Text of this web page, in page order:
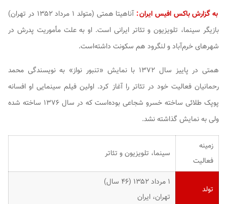
به گزارش باکس افیس ایران:
آناهیتا همتی (متولد ۱ مرداد ۱۳۵۲ در تهران)
بازیگر سینما، تلویزیون و تئاتر ایرانی است. او به علت مأموریت پدرش در
شهرهای خرم‌آباد و لنگرود هم سکونت داشته‌است.
همتی در پاییز سال ۱۳۷۲ با نمایش «تنبور نواز» به نویسندگی محمد
رحمانیان فعالیت خود در تئاتر را آغاز کرد. اولین فیلم سینمایی او افسانه
پوپک طلائی
ساخته خسرو شجاعی بوده‌است که در سال ۱۳۷۶ ساخته شده
ولی به نمایش گذاشته نشد.
زمینه
فعالیت
سینما، تلویزیون و تئاتر
تولد
۱ مرداد ۱۳۵۲ ‏(۴۶ سال)
تهران، ایران